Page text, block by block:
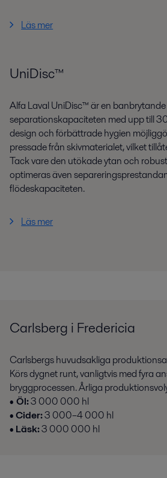
Läs mer
UniDisc™
Alfa Laval UniDisc™ är en
separationskapaciteten med upp till
design och förbättrade hygien
pressade från skivmaterialet, vilket
Tack vare den utökade ytan och
optimeras även
flödeskapaciteten.
Läs mer
Carlsberg i Fredericia
Carlsbergs huvudsakliga
Körs dygnet runt, vanligtvis med fyra
bryggprocessen. Årliga
• Öl:3 000 000 hl
•Cider:3 000–4 000 hl
• Läsk:3 000 000 hl